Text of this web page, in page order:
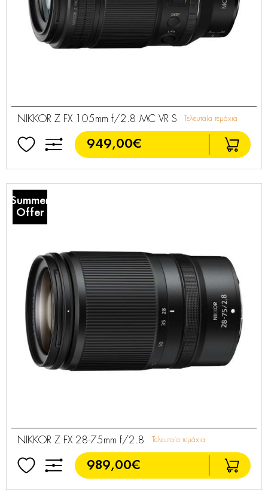
NIKKOR Z FX 105mm f/2.8 MC VR S Τελευταία τεμάχια
949,00€
Summer
Offer
NIKKOR Z FX 28-75mm f/2.8 Τελευταία τεμάχια
989,00€